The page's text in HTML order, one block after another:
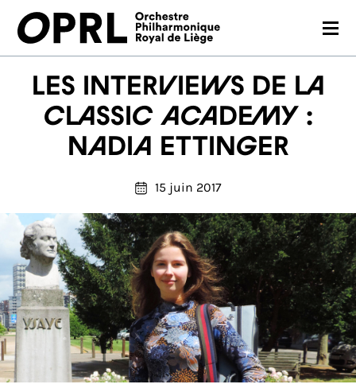
CONCERTS
SAISON 26-27
JEUNES PUBLICS
EN PRATIQUE
MÉDIAS
NOUS SOUTENIR
FR EN
Les interviews de la
Classic Academy :
Nadia Ettinger
15 juin 2017